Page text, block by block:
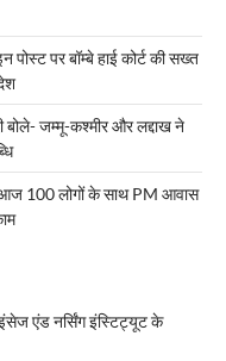
पर बॉम्बे हाई कोर्ट की सख्त
जम्मू-कश्मीर और लद्दाख ने
100 लोगों के साथ PM आवास
एंड नर्सिंग इंस्टिट्यूट के